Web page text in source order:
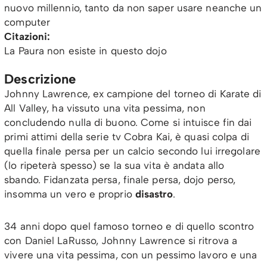
nuovo millennio, tanto da non saper usare neanche un
computer
Citazioni:
La Paura non esiste in questo dojo
Descrizione
Johnny Lawrence, ex campione del torneo di Karate di
All Valley, ha vissuto una vita pessima, non
concludendo nulla di buono. Come si intuisce fin dai
primi attimi della serie tv Cobra Kai, è quasi colpa di
quella finale persa per un calcio secondo lui irregolare
(lo ripeterà spesso) se la sua vita è andata allo
sbando. Fidanzata persa, finale persa, dojo perso,
insomma un vero e proprio disastro.
34 anni dopo quel famoso torneo e di quello scontro
con Daniel LaRusso, Johnny Lawrence si ritrova a
vivere una vita pessima, con un pessimo lavoro e una